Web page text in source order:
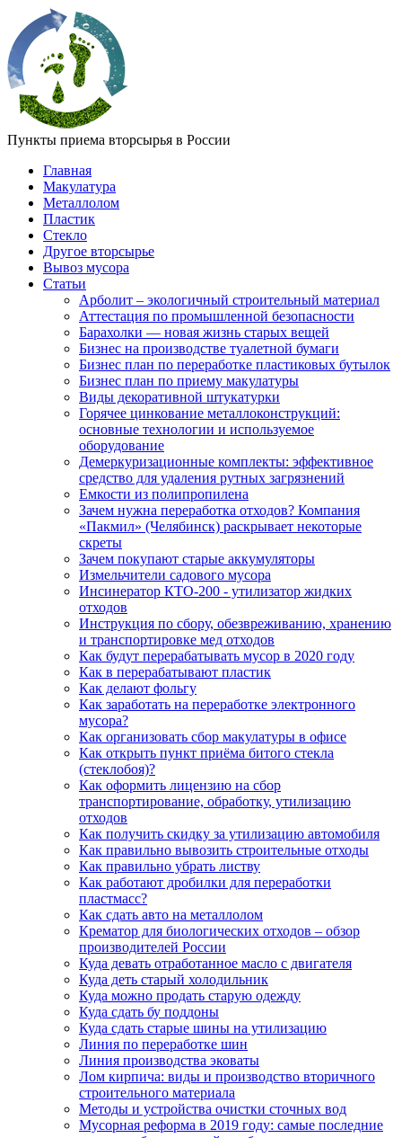
Пункты приема вторсырья в России
Главная
Макулатура
Металлолом
Пластик
Стекло
Другое вторсырье
Вывоз мусора
Статьи
Арболит – экологичный строительный материал
Аттестация по промышленной безопасности
Барахолки — новая жизнь старых вещей
Бизнес на производстве туалетной бумаги
Бизнес план по переработке пластиковых бутылок
Бизнес план по приему макулатуры
Виды декоративной штукатурки
Горячее цинкование металлоконструкций:
основные технологии и используемое
оборудование
Демеркуризационные комплекты: эффективное
средство для удаления рутных загрязнений
Емкости из полипропилена
Зачем нужна переработка отходов? Компания
«Пакмил» (Челябинск) раскрывает некоторые
скреты
Зачем покупают старые аккумуляторы
Измельчители садового мусора
Инсинератор КТО-200 - утилизатор жидких
отходов
Инструкция по сбору, обезвреживанию, хранению
и транспортировке мед отходов
Как будут перерабатывать мусор в 2020 году
Как в перерабатывают пластик
Как делают фольгу
Как заработать на переработке электронного
мусора?
Как организовать сбор макулатуры в офисе
Как открыть пункт приёма битого стекла
(стеклобоя)?
Как оформить лицензию на сбор
транспортирование, обработку, утилизацию
отходов
Как получить скидку за утилизацию автомобиля
Как правильно вывозить строительные отходы
Как правильно убрать листву
Как работают дробилки для переработки
пластмасс?
Как сдать авто на металлолом
Крематор для биологических отходов – обзор
производителей России
Куда девать отработанное масло с двигателя
Куда деть старый холодильник
Куда можно продать старую одежду
Куда сдать бу поддоны
Куда сдать старые шины на утилизацию
Линия по переработке шин
Линия производства эковаты
Лом кирпича: виды и производство вторичного
строительного материала
Методы и устройства очистки сточных вод
Мусорная реформа в 2019 году: самые последние